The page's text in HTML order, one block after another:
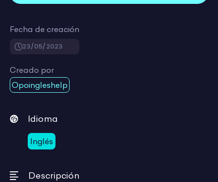
Fecha de creación
23/05/2023
Creado por
Opoingleshelp
Idioma
Inglés
Descripción